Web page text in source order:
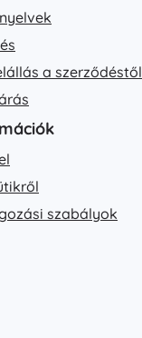
a szerződéstől
szabályok